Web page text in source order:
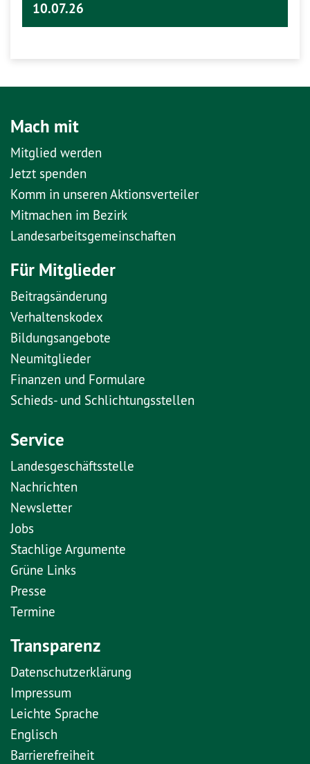
10.07.26
Mach mit
Mitglied werden
Jetzt spenden
Komm in unseren Aktionsverteiler
Mitmachen im Bezirk
Landesarbeitsgemeinschaften
Für Mitglieder
Beitragsänderung
Verhaltenskodex
Bildungsangebote
Neumitglieder
Finanzen und Formulare
Schieds- und Schlichtungsstellen
Service
Landesgeschäftsstelle
Nachrichten
Newsletter
Jobs
Stachlige Argumente
Grüne Links
Presse
Termine
Transparenz
Datenschutzerklärung
Impressum
Leichte Sprache
Englisch
Barrierefreiheit